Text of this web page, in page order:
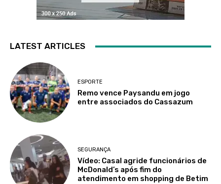
LATEST ARTICLES
ESPORTE
Remo vence Paysandu em jogo
entre associados do Cassazum
SEGURANÇA
Vídeo: Casal agride funcionários de
McDonald’s após fim do
atendimento em shopping de Betim